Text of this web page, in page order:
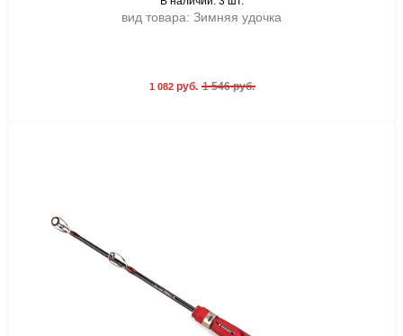
вид товара: Зимняя удочка
1 082руб. 1 546 руб.